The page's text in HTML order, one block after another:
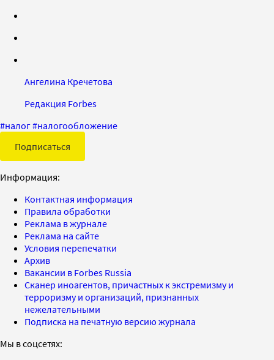
Ангелина Кречетова
Редакция Forbes
#налог#налогообложение
Подписаться
Информация:
Контактная информация
Правила обработки
Реклама в журнале
Реклама на сайте
Условия перепечатки
Архив
Вакансии в Forbes Russia
Сканер иноагентов, причастных к экстремизму и
терроризму и организаций, признанных
нежелательными
Подписка на печатную версию журнала
Мы в соцсетях: